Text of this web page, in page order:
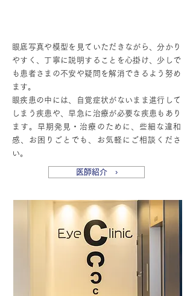
眼底写真や模型を見ていただきながら、分かり
やすく、丁寧に説明することを心掛け、少しで
も患者さまの不安や疑問を解消できるよう努め
ます。
眼疾患の中には、自覚症状がないまま進行して
しまう疾患や、早急に治療が必要な疾患もあり
ます。早期発見・治療のために、些細な違和
感、お困りごとでも、お気軽にご相談くださ
い。
医師紹介 ›